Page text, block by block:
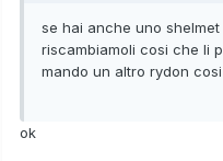
se hai anche uno
riscambiamoli cosi che li
mando un altro rydon
ok